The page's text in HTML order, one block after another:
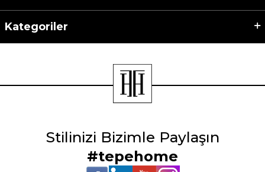
Kategoriler
Stilinizi Bizimle Paylaşın
#tepehome